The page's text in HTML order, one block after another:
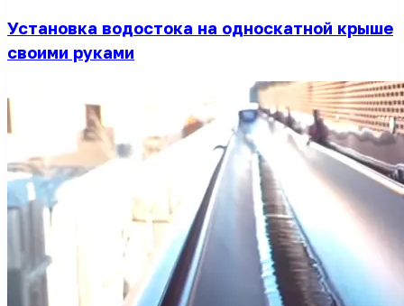
Установка водостока на односкатной крыше
своими руками